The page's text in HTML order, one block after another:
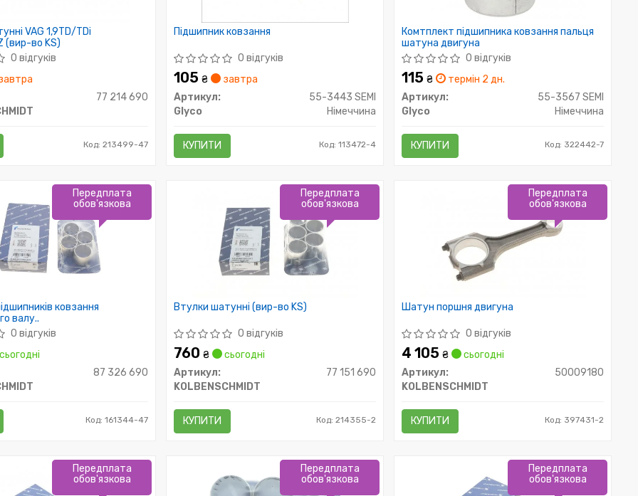
VAG 1,9TD/TDi
(вир-во KS)
0 відгуків
77 214 690
Код: 213499-47
Підшипник ковзання
0 відгуків
105₴
завтра
Артикул:
55-3443 SEMI
Glyco
Німеччина
КУПИТИ Код: 113472-4
Комтплект підшипника ковзання пальця
шатуна двигуна
0 відгуків
115₴
термін 2 дн.
Артикул:
55-3567 SEMI
Glyco
Німеччина
КУПИТИ Код: 322442-7
ковзання
валу..
0 відгуків
87 326 690
Код: 161344-47
Передплата
обов'язкова
Втулки шатунні (вир-во KS)
0 відгуків
760₴
сьогодні
Артикул:
77 151 690
KOLBENSCHMIDT
КУПИТИ Код: 214355-2
Передплата
обов'язкова
Шатун поршня двигуна
0 відгуків
4 105₴
сьогодні
Артикул:
50009180
KOLBENSCHMIDT
КУПИТИ Код: 397431-2
Передплата
обов'язкова
Передплата
обов'язкова
Передплата
обов'язкова
Передплата
обов'язкова